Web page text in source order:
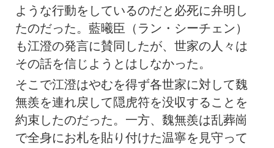
ような行動をしているのだと必死に弁明し
たのだった。藍曦臣（ラン・シーチェン）
も江澄の発言に賛同したが、世家の人々は
その話を信じようとはしなかった。
そこで江澄はやむを得ず各世家に対して魏
無羨を連れ戻して隠虎符を没収することを
約束したのだった。一方、魏無羨は乱葬崗
で全身にお札を貼り付けた温寧を見守って